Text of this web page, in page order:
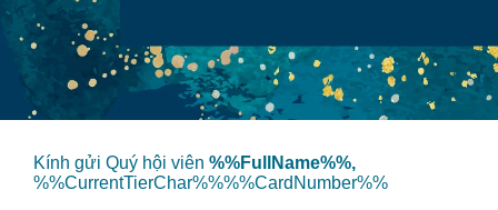
Kính gửi Quý hội viên %%FullName%%,
%%CurrentTierChar%%%%CardNumber%%